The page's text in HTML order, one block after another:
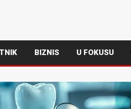
BIZNIS U FOKUSU